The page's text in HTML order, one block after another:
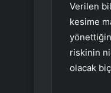
Verilen
kesime
riskinin
olacak